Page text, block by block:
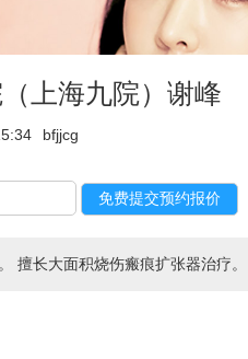
上海九院）谢峰
bfjjcg
擅长大面积烧伤瘢痕扩张器治疗。